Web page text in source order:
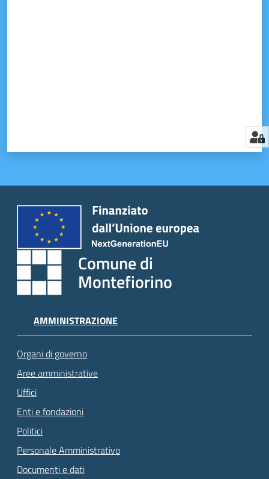
Comune di
Montefiorino
AMMINISTRAZIONE
Organi di governo
Aree amministrative
Uffici
Enti e fondazioni
Politici
Personale Amministrativo
Documenti e dati